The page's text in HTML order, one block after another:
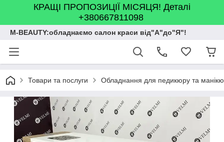
КРАЩІ ПРОПОЗИЦІЇ МІСЯЦЯ! Деталі
+380667811098
M-BEAUTY:обладнаємо салон краси від"А"до"Я"!
Товари та послуги Обладнання для педикюру та